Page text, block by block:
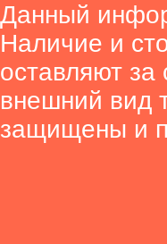
Данный
Наличие и
оставляют за
внешний вид
защищены и